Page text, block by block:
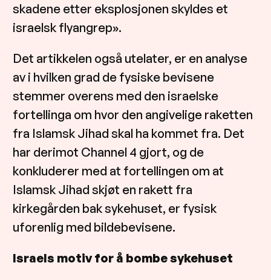
skadene etter eksplosjonen skyldes et
israelsk flyangrep».
Det artikkelen også utelater, er en analyse
av i hvilken grad de fysiske bevisene
stemmer overens med den israelske
fortellinga om hvor den angivelige raketten
fra Islamsk Jihad skal ha kommet fra. Det
har derimot Channel 4 gjort, og de
konkluderer med at fortellingen om at
Islamsk Jihad skjøt en rakett fra
kirkegården bak sykehuset, er fysisk
uforenlig med bildebevisene.
Israels motiv for å bombe sykehuset